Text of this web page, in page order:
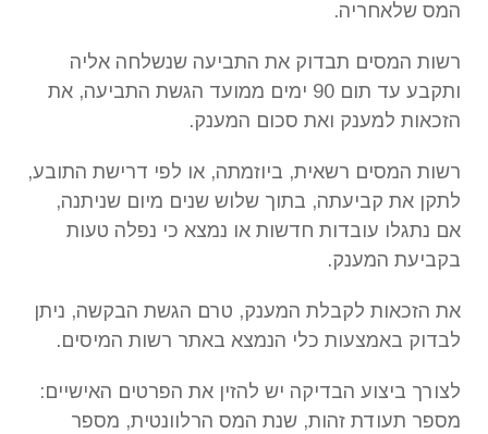
המס שלאחריה.
רשות המסים תבדוק את התביעה שנשלחה אליה
ותקבע עד תום 90 ימים ממועד הגשת התביעה, את
הזכאות למענק ואת סכום המענק.
רשות המסים רשאית, ביוזמתה, או לפי דרישת התובע,
לתקן את קביעתה, בתוך שלוש שנים מיום שניתנה,
אם נתגלו עובדות חדשות או נמצא כי נפלה טעות
בקביעת המענק.
את הזכאות לקבלת המענק, טרם הגשת הבקשה, ניתן
לבדוק באמצעות כלי הנמצא באתר רשות המיסים.
לצורך ביצוע הבדיקה יש להזין את הפרטים האישיים:
מספר תעודת זהות, שנת המס הרלוונטית, מספר